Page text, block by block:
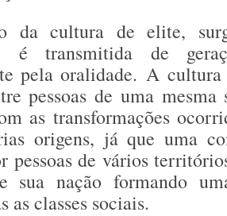
da cultura de elite,
é transmitida de
pela oralidade. A
pessoas de uma mesma
as transformações
origens, já que uma
pessoas de vários
sua nação formando
as classes sociais.